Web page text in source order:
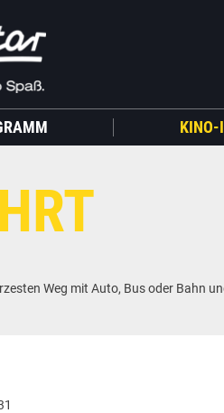
KINO-
Weg mit Auto, Bus oder Bahn